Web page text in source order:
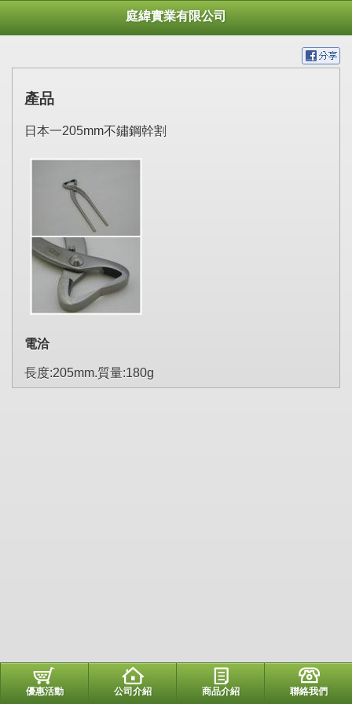
庭緯實業有限公司
產品
日本一205mm不鏽鋼幹割
電洽
長度:205mm.質量:180g
優惠活動 公司介紹 商品介紹 聯絡我們